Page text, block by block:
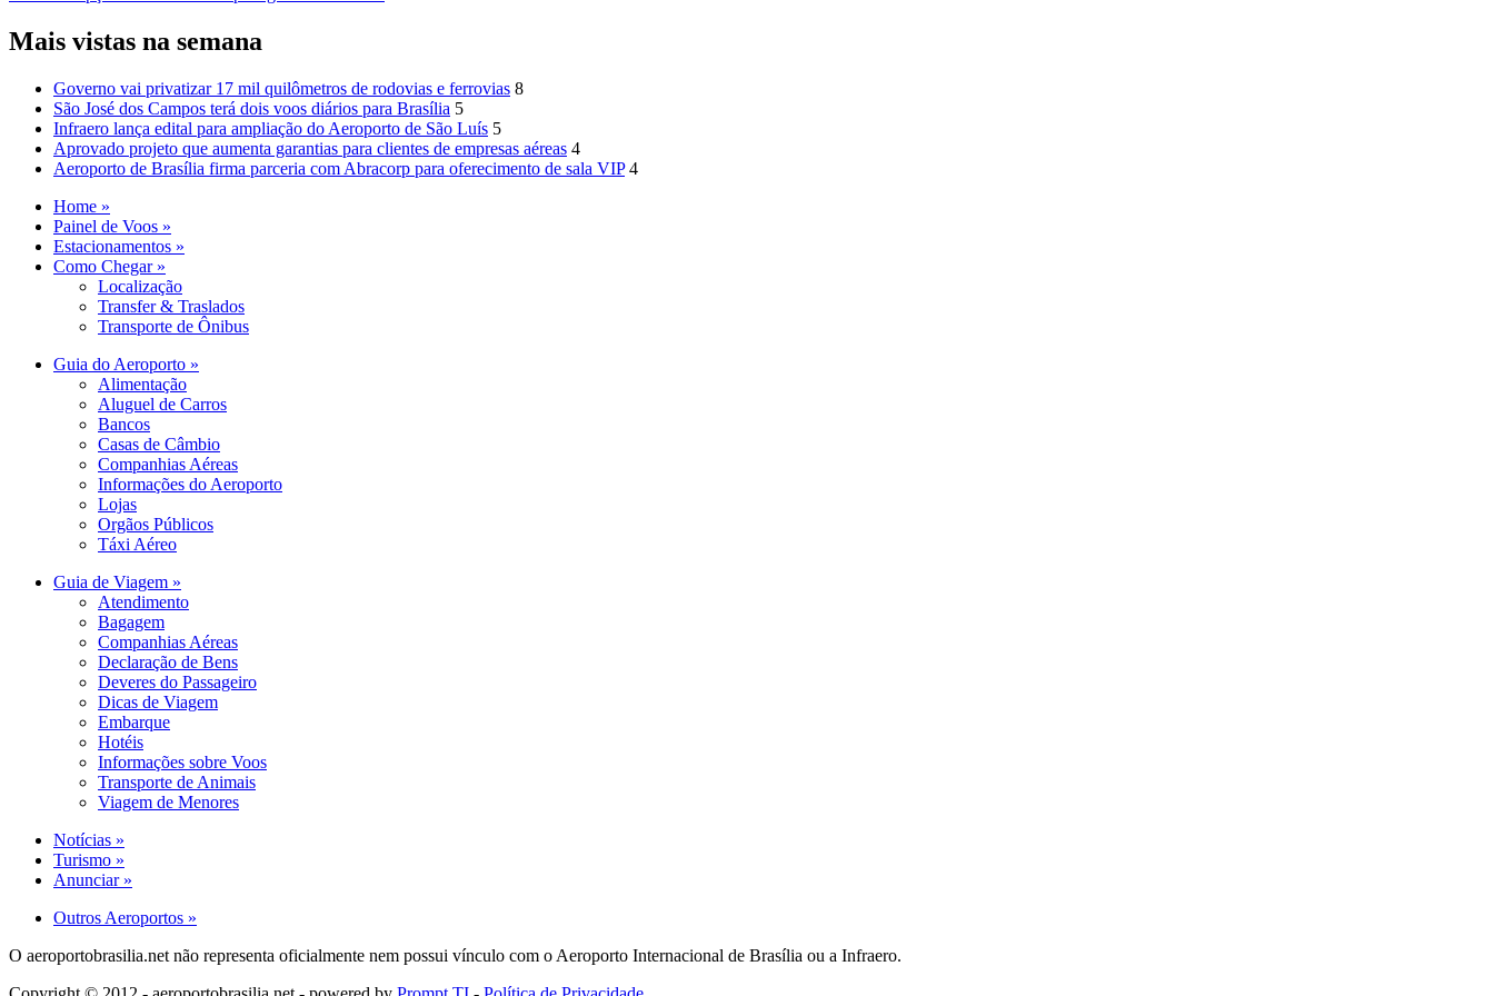
Mais vistas na semana
Governo vai privatizar 17 mil quilômetros de rodovias e ferrovias 8
São José dos Campos terá dois voos diários para Brasília 5
Infraero lança edital para ampliação do Aeroporto de São Luís 5
Aprovado projeto que aumenta garantias para clientes de empresas aéreas 4
Aeroporto de Brasília firma parceria com Abracorp para oferecimento de sala VIP 4
Home »
Painel de Voos »
Estacionamentos »
Como Chegar »
Localização
Transfer & Traslados
Transporte de Ônibus
Guia do Aeroporto »
Alimentação
Aluguel de Carros
Bancos
Casas de Câmbio
Companhias Aéreas
Informações do Aeroporto
Lojas
Orgãos Públicos
Táxi Aéreo
Guia de Viagem »
Atendimento
Bagagem
Companhias Aéreas
Declaração de Bens
Deveres do Passageiro
Dicas de Viagem
Embarque
Hotéis
Informações sobre Voos
Transporte de Animais
Viagem de Menores
Notícias »
Turismo »
Anunciar »
Outros Aeroportos »
O aeroportobrasilia.net não representa oficialmente nem possui vínculo com o Aeroporto Internacional de Brasília ou a Infraero.